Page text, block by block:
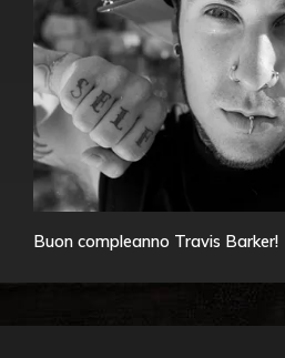
Buon compleanno Travis Barker!